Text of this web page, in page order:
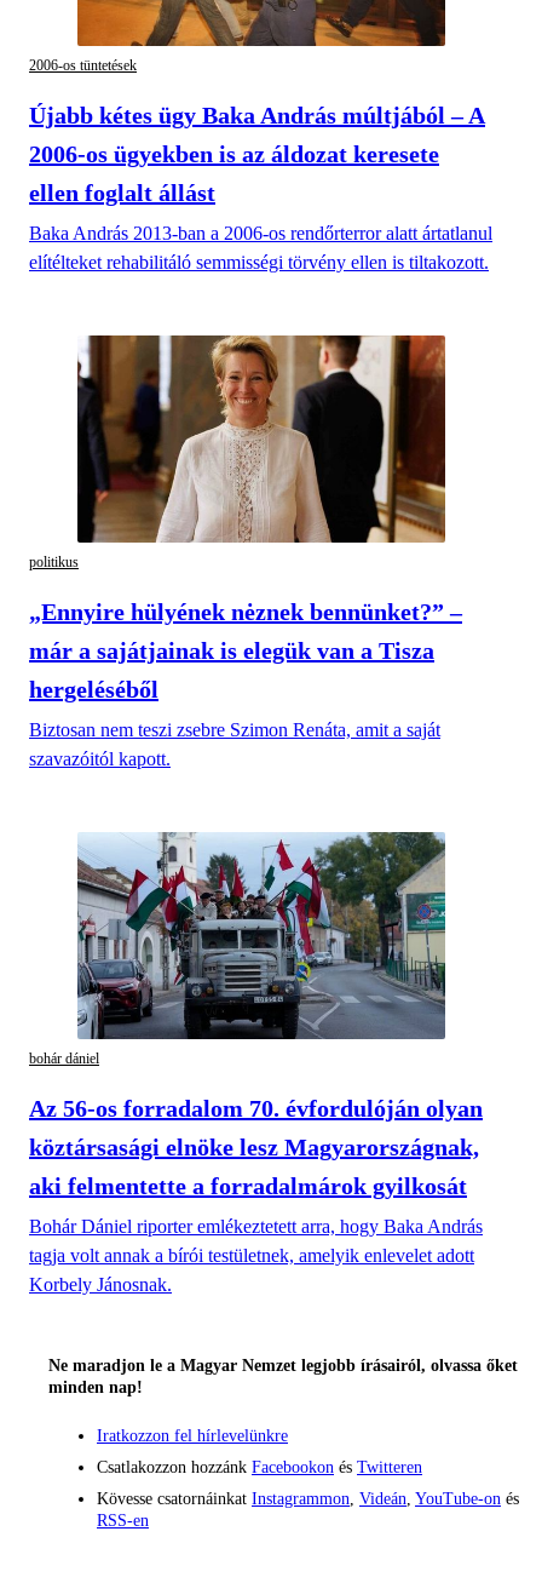
2006-os tüntetések
Újabb kétes ügy Baka András múltjából – A
2006-os ügyekben is az áldozat keresete
ellen foglalt állást
Baka András 2013-ban a 2006-os rendőrterror alatt ártatlanul
elítélteket rehabilitáló semmisségi törvény ellen is tiltakozott.
politikus
„Ennyire hülyének nėznek bennünket?” –
már a sajátjainak is elegük van a Tisza
hergeléséből
Biztosan nem teszi zsebre Szimon Renáta, amit a saját
szavazóitól kapott.
bohár dániel
Az 56-os forradalom 70. évfordulóján olyan
köztársasági elnöke lesz Magyarországnak,
aki felmentette a forradalmárok gyilkosát
Bohár Dániel riporter emlékeztetett arra, hogy Baka András
tagja volt annak a bírói testületnek, amelyik enlevelet adott
Korbely Jánosnak.
Ne maradjon le a Magyar Nemzet legjobb írásairól, olvassa őket
minden nap!
Iratkozzon fel hírlevelünkre
Csatlakozzon hozzánk Facebookon és Twitteren
Kövesse csatornáinkat Instagrammon Videán YouTube-on és
RSS-en